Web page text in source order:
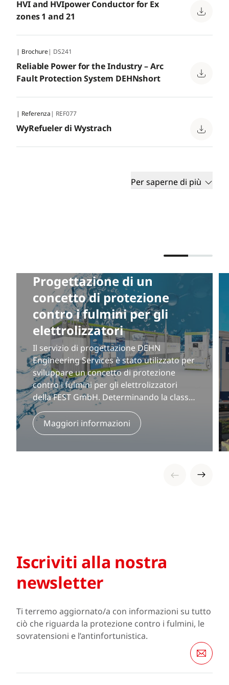
HVI and HVIpower Conductor for Ex
zones 1 and 21
| Brochure| DS241
Reliable Power for the Industry – Arc
Fault Protection System DEHNshort
| Referenza | REF077
WyRefueler di Wystrach
Per saperne di più
Progettazione di un
concetto di protezione
contro i fulmini per gli
elettrolizzatori
Il servizio di progettazione DEHN
Engineering Services è stato utilizzato per
sviluppare un concetto di protezione
contro i fulmini per gli elettrolizzatori
della FEST GmbH. Determinando la classe
di protezione dai fulmini, è stato possibile
valutare il potenziale di rischio delle
strutture e posizionare con precisione
Maggiori informazioni
Iscriviti alla nostra
newsletter
Ti terremo aggiornato/a con informazioni su tutto
ciò che riguarda la protezione contro i fulmini, le
sovratensioni e l’antinfortunistica.